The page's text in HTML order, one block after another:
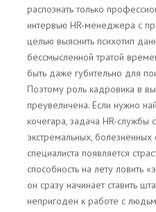
распознать только
интервью HR-менеджера с
целью выяснить психотип
бессмысленной тратой
быть даже губительно для
Поэтому роль кадровика в
преувеличена. Если нужно
кочегара, задача HR-службы
экстремальных, болезненных
специалиста появляется
способность на лету ловить
он сразу начинает ставить
непригоден к работе с